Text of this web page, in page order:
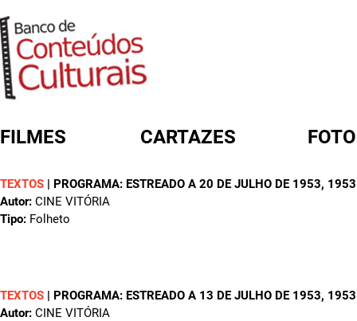
FILMES CARTAZES
TEXTOS | PROGRAMA: ESTREADO A 20 DE JULHO DE 1953, 1953
Autor: CINE VITÓRIA
Tipo: Folheto
TEXTOS | PROGRAMA: ESTREADO A 13 DE JULHO DE 1953, 1953
Autor: CINE VITÓRIA
FORMULÁRIO DE BUSCA